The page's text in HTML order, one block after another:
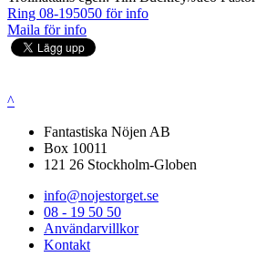
Ring 08-195050 för info
Maila för info
^
Fantastiska Nöjen AB
Box 10011
121 26 Stockholm-Globen
info@nojestorget.se
08 - 19 50 50
Användarvillkor
Kontakt